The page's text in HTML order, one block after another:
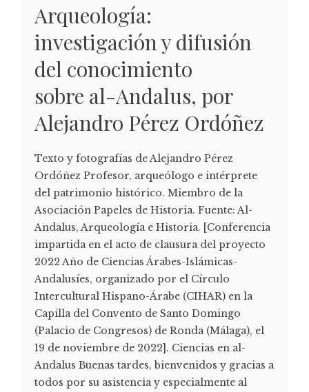
Arqueología:
investigación y difusión
del conocimiento
sobre al-Andalus, por
Alejandro Pérez Ordóñez
Texto y fotografías de Alejandro Pérez
Ordóñez Profesor, arqueólogo e intérprete
del patrimonio histórico. Miembro de la
Asociación Papeles de Historia. Fuente: Al-
Andalus, Arqueología e Historia. [Conferencia
impartida en el acto de clausura del proyecto
2022 Año de Ciencias Árabes-Islámicas-
Andalusíes, organizado por el Círculo
Intercultural Hispano-Árabe (CIHAR) en la
Capilla del Convento de Santo Domingo
(Palacio de Congresos) de Ronda (Málaga), el
19 de noviembre de 2022]. Ciencias en al-
Andalus Buenas tardes, bienvenidos y gracias a
todos por su asistencia y especialmente al